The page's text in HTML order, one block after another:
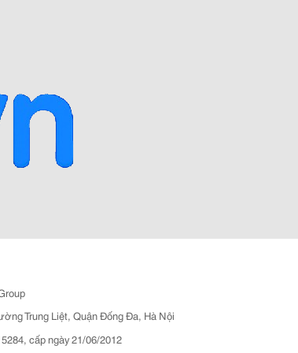
Trung Liệt, Quận Đống Đa, Hà Nội
cấp ngày 21/06/2012